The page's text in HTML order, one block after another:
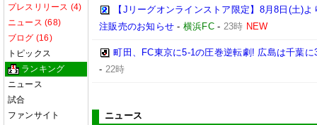
プレスリリース (4)
ニュース (68)
ブログ (16)
トピックス
ランキング
ニュース
試合
ファンサイト
【Jリーグオンラインストア限定】8月8日(土)
注販売のお知らせ - 横浜FC - 23時 NEW
町田、FC東京に5-1の圧巻逆転劇! 広島は千葉
- 22時
ニュース